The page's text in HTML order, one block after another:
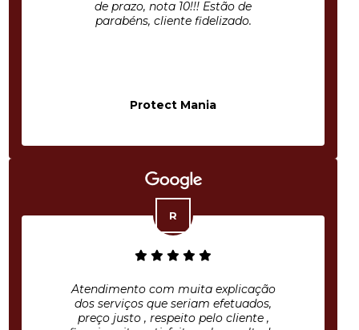
de prazo, nota 10!!! Estão de
parabéns, cliente fidelizado.
Protect Mania
Atendimento com muita explicação
dos serviços que seriam efetuados,
preço justo , respeito pelo cliente ,